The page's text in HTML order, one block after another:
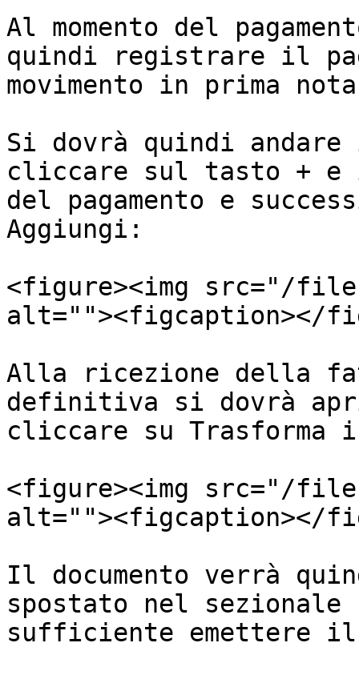
Al momento del
quindi registrare il
movimento in prima
Si dovrà quindi
cliccare sul tasto + e
del pagamento e
Aggiungi:
<figure><img src="/
alt=""><figcaption></
Alla ricezione della
definitiva si dovrà
cliccare su
<figure><img src="/files/
alt=""><figcaption></
Il documento verrà
spostato nel
sufficiente emettere il